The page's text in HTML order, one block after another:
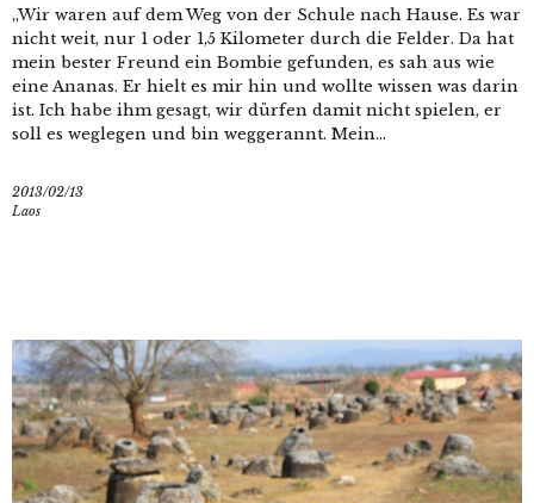
„Wir waren auf dem Weg von der Schule nach Hause. Es war
nicht weit, nur 1 oder 1,5 Kilometer durch die Felder. Da hat
mein bester Freund ein Bombie gefunden, es sah aus wie
eine Ananas. Er hielt es mir hin und wollte wissen was darin
ist. Ich habe ihm gesagt, wir dürfen damit nicht spielen, er
soll es weglegen und bin weggerannt. Mein...
2013/02/13
Laos